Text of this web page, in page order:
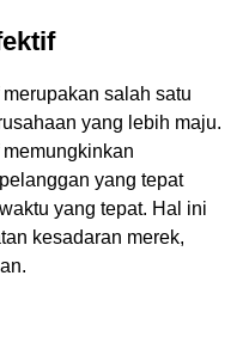
salah satu
yang lebih maju.
yang tepat
yang tepat. Hal ini
kesadaran merek,